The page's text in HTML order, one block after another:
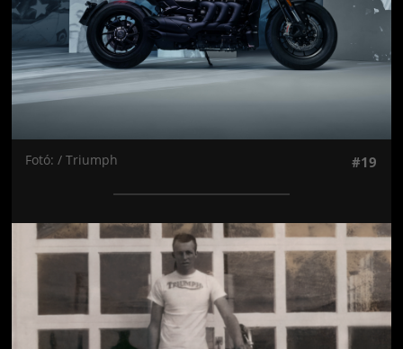
Fotó: / Triumph #19
Jön még kép!